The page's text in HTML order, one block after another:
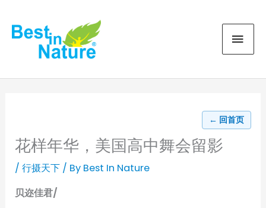
content
← 回首页
花样年华，美国高中舞会留影
/行摄天下 / By Best In Nature
贝迩佳君/